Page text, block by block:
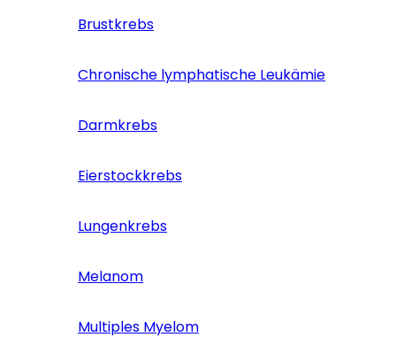
Brustkrebs
Chronische lymphatische Leukämie
Darmkrebs
Eierstockkrebs
Lungenkrebs
Melanom
Multiples Myelom